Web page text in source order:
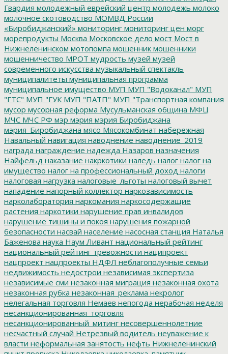
Гвардия молодежный еврейский центр молодежь молоко
молочное скотоводство МОМВД России
«Биробиджанский» мониторинг мониторинг цен морг
морепродукты Москва Московское дело мост Мост в
Нижнеленинском мотопомпа мошенник мошенники
мошенничество МРОТ мудрость музей музей
современного искусства музыкальный спектакль
муниципалитеты муниципальная программа
муниципальное имущество МУП МУП "Водоканал" МУП
"ГТС" МУП "ГУК МУП "ПАТП" МУП "Транспортная компания
мусор мусорная реформа Мусульманская община МФЦ
МЧС МЧС РФ мэр мэрия мэрия Биробиджана
мэрия_Биробиджана мясо Мясокомбинат набережная
Навальный навигация наводнение наводнение_2019
награда награждение надежда Назаров назначения
Найфельд наказание накркотики наледь налог налог на
имущество налог на профессиональный доход налоги
налоговая нагрузка налоговые_льготы налоговый вычет
нападение напорный коллектор наркозависимость
нарколаборатория наркомания наркосодержащие
растения наркотики нарушение прав инвалидов
нарушение тишины и покоя нарушения пожарной
безопасности насвай население насосная станция Наталья
Баженова наука Наум Ливант национальный рейтинг
национальный рейтинг тревожности наципроект
нацпроект нацпроекты НДФЛ неблагополучные семьи
недвижимость недострои независимая экспертиза
независимые сми незаконная миграция незаконная охота
незаконная рубка незаконная_реклама некролог
нелегальная торговля Немаев непогода нерабочая неделя
несанкционированная_торговля
несанкционированный_митинг несовершеннолетние
несчастный случай Нетрезвый водитель неуважение к
власти неформальная занятость нефть Нижнеленинский